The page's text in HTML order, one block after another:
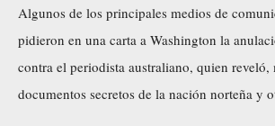
Algunos de los principales medios de
pidieron en una carta a Washington la
contra el periodista australiano, quien reveló,
documentos secretos de la nación norteña y